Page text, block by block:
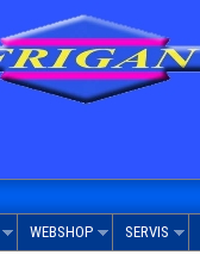
WEBSHOP SERVIS